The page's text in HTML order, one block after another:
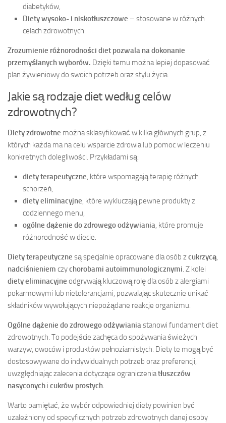
diabetyków,
Diety wysoko- i niskotłuszczowe – stosowane w różnych
celach zdrowotnych.
Zrozumienie różnorodności diet pozwala na dokonanie
przemyślanych wyborów. Dzięki temu można lepiej dopasować
plan żywieniowy do swoich potrzeb oraz stylu życia.
Jakie są rodzaje diet według celów
zdrowotnych?
Diety zdrowotne można sklasyfikować w kilka głównych grup, z
których każda ma na celu wsparcie zdrowia lub pomoc w leczeniu
konkretnych dolegliwości. Przykładami są:
diety terapeutyczne, które wspomagają terapię różnych
schorzeń,
diety eliminacyjne, które wykluczają pewne produkty z
codziennego menu,
ogólne dążenie do zdrowego odżywiania, które promuje
różnorodność w diecie.
Diety terapeutyczne są specjalnie opracowane dla osób zcukrzycą,
nadciśnieniem czychorobami autoimmunologicznymi. Z kolei
diety eliminacyjne odgrywają kluczową rolę dla osób z alergiami
pokarmowymi lub nietolerancjami, pozwalając skutecznie unikać
składników wywołujących niepożądane reakcje organizmu.
Ogólne dążenie do zdrowego odżywianiastanowi fundament diet
zdrowotnych. To podejście zachęca do spożywania świeżych
warzyw, owoców i produktów pełnoziarnistych. Diety te mogą być
dostosowywane do indywidualnych potrzeb oraz preferencji,
uwzględniając zalecenia dotyczące ograniczeniatłuszczów
nasyconych i cukrów prostych.
Warto pamiętać, że wybór odpowiedniej diety powinien być
uzależniony od specyficznych potrzeb zdrowotnych danej osoby